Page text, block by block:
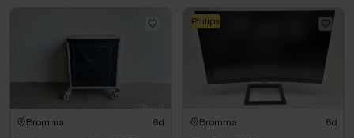
Bromma 6d Bromma 6d
Philips